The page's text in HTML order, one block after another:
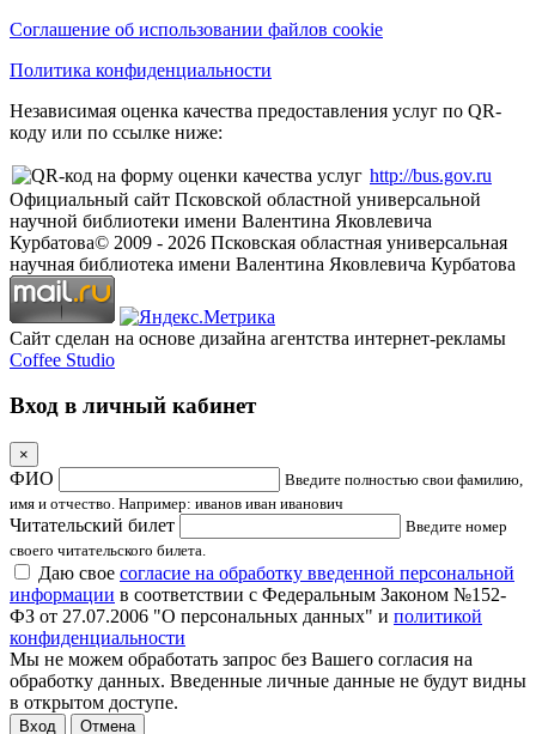
Соглашение об использовании файлов cookie
Политика конфиденциальности
Независимая оценка качества предоставления услуг по QR-
коду или по ссылке ниже:
http://bus.gov.ru
Официальный сайт Псковской областной универсальной
научной библиотеки имени Валентина Яковлевича
Курбатова© 2009 - 2026 Псковская областная универсальная
научная библиотека имени Валентина Яковлевича Курбатова
Сайт сделан на основе дизайна агентства интернет-рекламы
Coffee Studio
Вход в личный кабинет
×
ФИО
Введите полностью свои фамилию,
имя и отчество. Например: иванов иван иванович
Читательский билет
Введите номер
своего читательского билета.
Даю свое согласие на обработку введенной персональной
информации в соответствии с Федеральным Законом №152-
ФЗ от 27.07.2006 "О персональных данных" и политикой
конфиденциальности
Мы не можем обработать запрос без Вашего согласия на
обработку данных. Введенные личные данные не будут видны
в открытом доступе.
Отмена